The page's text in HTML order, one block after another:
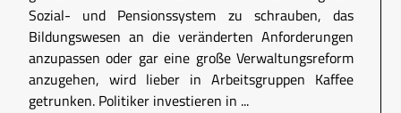
Sozial- und Pensionssystem zu schrauben, das
Bildungswesen an die veränderten Anforderungen
anzupassen oder gar eine große Verwaltungsreform
anzugehen, wird lieber in Arbeitsgruppen Kaffee
getrunken. Politiker investieren in ...